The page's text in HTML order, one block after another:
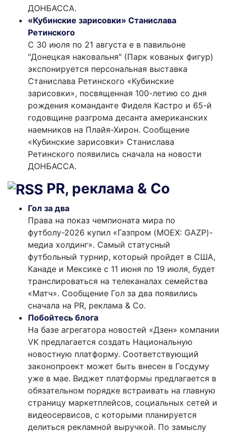
ДОНБАССА.
«Кубинские зарисовки» Станислава
Ретинского
С 30 июля по 21 августа е в павильоне
"Донецкая наковальня" (Парк кованых фигур)
экспонируется персональная выставка
Станислава Ретинского «Кубинские
зарисовки», посвященная 100-летию со дня
рождения команданте Фиделя Кастро и 65-й
годовщине разгрома десанта американских
наемников на Плайя-Хирон. Сообщение
«Кубинские зарисовки» Станислава
Ретинского появились сначала на новости
ДОНБАССА.
PR, реклама & Co
Гол за два
Права на показ чемпионата мира по
футболу-2026 купил «Газпром (MOEX: GAZP)-
медиа холдинг». Самый статусный
футбольный турнир, который пройдет в США,
Канаде и Мексике с 11 июня по 19 июля, будет
транслироваться на телеканалах семейства
«Матч». Сообщение Гол за два появились
сначала на PR, реклама & Co.
Побойтесь блога
На базе агрегатора новостей «Дзен» компании
VK предлагается создать Национальную
новостную платформу. Соответствующий
законопроект может быть внесен в Госдуму
уже в мае. Виджет платформы предлагается в
обязательном порядке встраивать на главную
страницу маркетплейсов, социальных сетей и
видеосервисов, с которыми планируется
делиться рекламной выручкой. По замыслу